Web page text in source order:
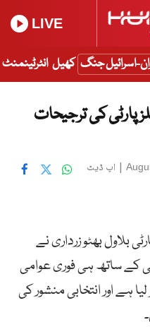
LIVE
اسرائیل جنگ کھیل انٹرٹینمنٹ
پارٹی کی ترجیحات
| اپ ڈیٹ
بلاول بھٹو زرداری نے
کے ساتھ ہی فوری عوامی
ہے اور انتخابی منشور کی